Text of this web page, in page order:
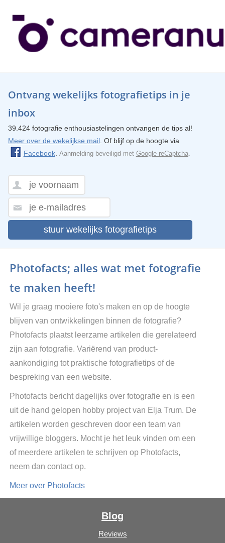
Ontvang wekelijks fotografietips in je
inbox
39.424 fotografie enthousiastelingen ontvangen de tips al!
Meer over de wekelijkse mail. Of blijf op de hoogte via
Facebook. Aanmelding beveiligd met Google reCaptcha.
stuur wekelijks fotografietips
Photofacts; alles wat met fotografie
te maken heeft!
Wil je graag mooiere foto's maken en op de hoogte
blijven van ontwikkelingen binnen de fotografie?
Photofacts plaatst leerzame artikelen die gerelateerd
zijn aan fotografie. Variërend van product-
aankondiging tot praktische fotografietips of de
bespreking van een website.
Photofacts bericht dagelijks over fotografie en is een
uit de hand gelopen hobby project van Elja Trum. De
artikelen worden geschreven door een team van
vrijwillige bloggers. Mocht je het leuk vinden om een
of meerdere artikelen te schrijven op Photofacts,
neem dan contact op.
Meer over Photofacts
Blog
Reviews